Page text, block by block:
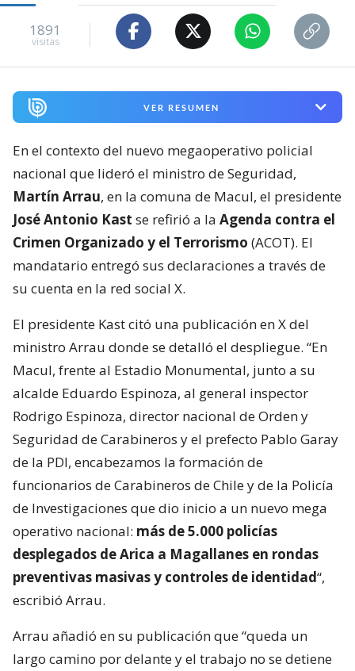
1891
visitas
VER RESUMEN
En el contexto del nuevo megaoperativo policial
nacional que lideró el ministro de Seguridad,
Martín Arrau, en la comuna de Macul, el presidente
José Antonio Kast se refirió a la Agenda contra el
Crimen Organizado y el Terrorismo (ACOT). El
mandatario entregó sus declaraciones a través de
su cuenta en la red social X.
El presidente Kast citó una publicación en X del
ministro Arrau donde se detalló el despliegue. “En
Macul, frente al Estadio Monumental, junto a su
alcalde Eduardo Espinoza, al general inspector
Rodrigo Espinoza, director nacional de Orden y
Seguridad de Carabineros y el prefecto Pablo Garay
de la PDI, encabezamos la formación de
funcionarios de Carabineros de Chile y de la Policía
de Investigaciones que dio inicio a un nuevo mega
operativo nacional: más de 5.000 policías
desplegados de Arica a Magallanes en rondas
preventivas masivas y controles de identidad“,
escribió Arrau.
Arrau añadió en su publicación que “queda un
largo camino por delante y el trabajo no se detiene